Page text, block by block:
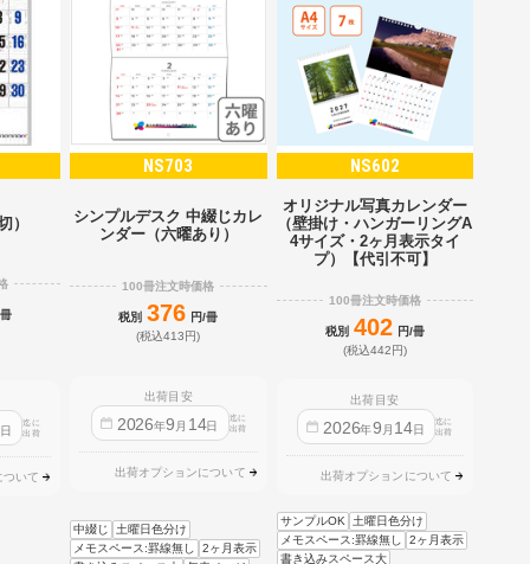
）
日
迄に
出荷
ついて
NS703
シンプルデスク 中綴じカレ
ンダー（六曜あり）
100冊注文時価格
税別 376 円/冊
(税込413円)
出荷目安
2026年9 月 14日
迄に
出荷
出荷オプションについて
中綴じ
土曜日色分け
メモスペース:罫線無し
2ヶ月表示
NS602
オリジナル写真カレンダー
（壁掛け・ハンガーリングA
4サイズ・2ヶ月表示タイ
プ）【代引不可】
100冊注文時価格
税別 402 円/冊
(税込442円)
出荷目安
2026年9 月 14日
迄に
出荷
出荷オプションについて
サンプルOK
土曜日色分け
メモスペース:罫線無し
2ヶ月表示
書き込みスペース大